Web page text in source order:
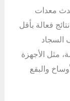
معدات
فعالة بأقل
السجاد
مثل الأجهزة
والبقع